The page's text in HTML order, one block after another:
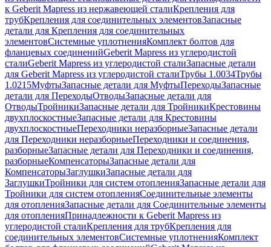
к Geberit Mapress из нержавеющей сталиКрепления для
трубКрепления для соединительных элементовЗапасные
детали для Крепления для соединительных
элементовСистемные уплотненияКомплект болтов для
фланцевых соединенийGeberit Mapress из углеродистой
сталиGeberit Mapress из углеродистой сталиЗапасные детали
для Geberit Mapress из углеродистой сталиТрубы 1.0034Трубы
1.0215МуфтыЗапасные детали для МуфтыПереходыЗапасные
детали для ПереходыОтводыЗапасные детали для
ОтводыТройникиЗапасные детали для ТройникиКрестовины
двухплоскостныеЗапасные детали для Крестовины
двухплоскостныеПереходники неразборныеЗапасные детали
для Переходники неразборныеПереходники и соединения,
разборныеЗапасные детали для Переходники и соединения,
разборныеКомпенсаторыЗапасные детали для
КомпенсаторыЗаглушкиЗапасные детали для
ЗаглушкиТройники для систем отопленияЗапасные детали для
Тройники для систем отопленияСоединительные элементы
для отопленияЗапасные детали для Соединительные элементы
для отопленияПринадлежности к Geberit Mapress из
углеродистой сталиКрепления для трубКрепления для
соединительных элементовСистемные уплотненияКомплект